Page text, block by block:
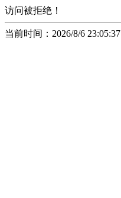
访问被拒绝！
当前时间：2026/8/6 23:05:37